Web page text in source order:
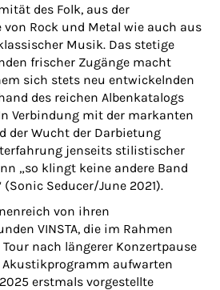
des Folk, aus der
Rock und Metal wie auch aus
Musik. Das stetige
frischer Zugänge macht
sich stets neu entwickelnden
des reichen Albenkatalogs
Verbindung mit der markanten
der Wucht der Darbietung
jenseits stilistischer
„so klingt keine andere Band
Seducer/June 2021).
von ihren
VINSTA, die im Rahmen
nach längerer Konzertpause
aufwarten
erstmals vorgestellte